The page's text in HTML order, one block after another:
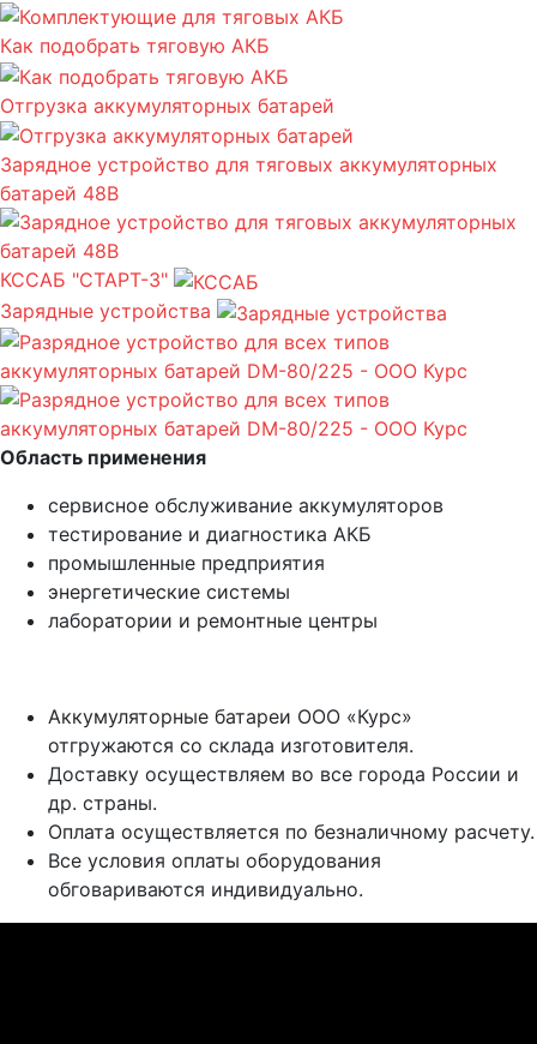
Как подобрать тяговую АКБ
Отгрузка аккумуляторных батарей
Зарядное устройство для тяговых аккумуляторных
батарей 48В
КССАБ "СТАРТ-3"
Зарядные устройства
Область применения
сервисное обслуживание аккумуляторов
тестирование и диагностика АКБ
промышленные предприятия
энергетические системы
лаборатории и ремонтные центры
Аккумуляторные батареи ООО «Курс»
отгружаются со склада изготовителя.
Доставку осуществляем во все города России и
др. страны.
Оплата осуществляется по безналичному расчету.
Все условия оплаты оборудования
обговариваются индивидуально.